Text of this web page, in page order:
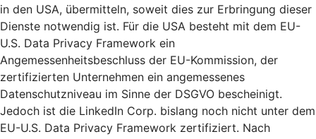
in den USA, übermitteln, soweit dies zur Erbringung dieser
Dienste notwendig ist. Für die USA besteht mit dem EU-
U.S. Data Privacy Framework ein
Angemessenheitsbeschluss der EU-Kommission, der
zertifizierten Unternehmen ein angemessenes
Datenschutzniveau im Sinne der DSGVO bescheinigt.
Jedoch ist die LinkedIn Corp. bislang noch nicht unter dem
EU-U.S. Data Privacy Framework zertifiziert. Nach